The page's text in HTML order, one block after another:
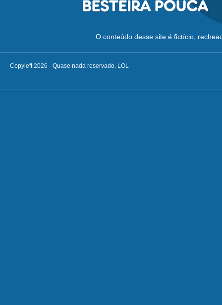
O conteúdo desse site é fictício,
Copyleft 2026 - Quase nada reservado. LOL